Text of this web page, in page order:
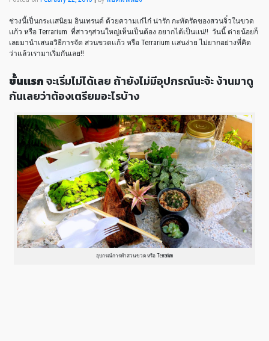
ช่วงนี้เป็นกระเเสนิยม อินเทรนด์ ด้วยความเก๋ไก๋ น่ารัก กะทัดรัดของสวนจิ๋วในขวด
เเก้ว หรือ Terrarium ที่สาวๆส่วนใหญ่เห็นเป็นต้อง อยากได้เป็นเเน่!! วันนี้ ต่ายน้อยก็
เลยมานำเสนอวิธีการจัด สวนขวดเเก้ว หรือ Terrarium เเสนง่าย ไม่ยากอย่างที่คิด
ว่าเเล้วเรามาเริ่มกันเลย!!
ขั้นเเรกจะเริ่มไม่ได้เลย ถ้ายังไม่มีอุปกรณ์นะจ้ะ ง้านมาดู
กันเลยว่าต้องเตรียมอะไรบ้าง
อุปกรณ์การทำสวนขวด หรือ Terrarium